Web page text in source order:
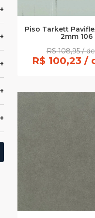
Piso Tarkett
2mm 106
R$ 108,95 /
R$ 100,23 /